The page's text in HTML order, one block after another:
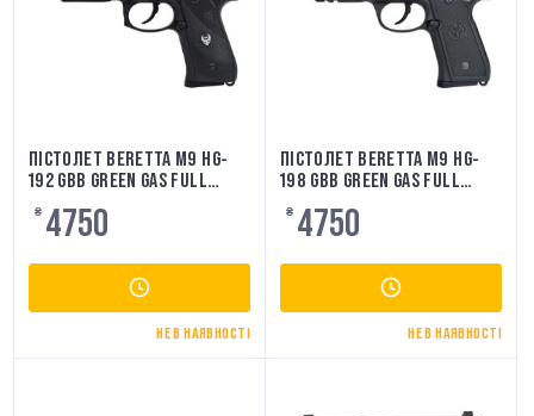
ПІСТОЛЕТ BERETTA M9 HG-
192 GBB GREEN GAS FULL
METAL HFC
₴ 4750
НЕ В НАЯВНОСТІ
ПІСТОЛЕТ BERETTA M9 HG-
198 GBB GREEN GAS FULL
METAL HFC
₴ 4750
НЕ В НАЯВНОСТІ